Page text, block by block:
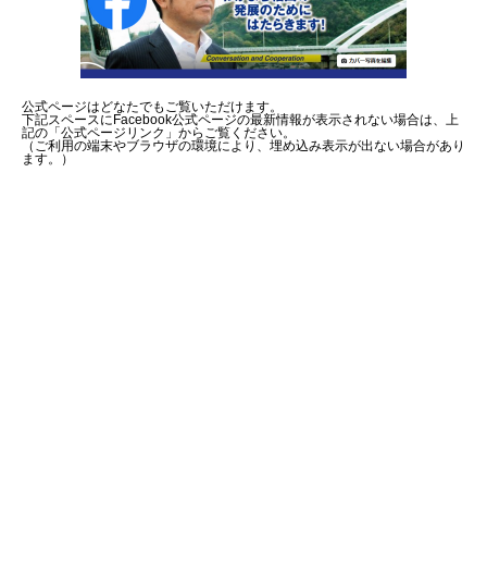
公式ページはどなたでもご覧いただけます。
下記スペースにFacebook公式ページの最新情報が表示されない場合は、上
記の「公式ページリンク」からご覧ください。
（ご利用の端末やブラウザの環境により、埋め込み表示が出ない場合があり
ます。）